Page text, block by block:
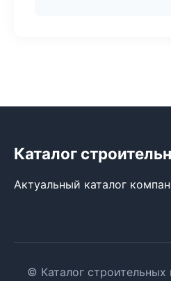
Каталог
Актуальный каталог
© Каталог строительных